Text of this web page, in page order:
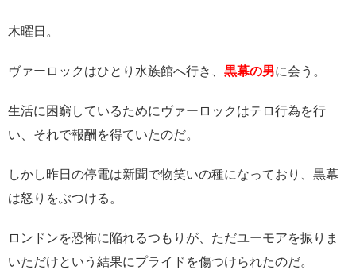
木曜日。
ヴァーロックはひとり水族館へ行き、 黒幕の男に会う。
生活に困窮しているためにヴァーロックはテロ行為を行
い、それで報酬を得ていたのだ。
しかし昨日の停電は新聞で物笑いの種になっており、黒幕
は怒りをぶつける。
ロンドンを恐怖に陥れるつもりが、ただユーモアを振りま
いただけという結果にプライドを傷つけられたのだ。